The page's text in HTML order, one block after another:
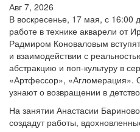
Авг 7, 2026
В воскресенье, 17 мая, с 16:00
работе в технике акварели от
Радмиром Коноваловым
и взаимодействии с
абстракцию и поп-культуру в
«Артфессор», «Агломерация».
узнают о возвращении в
На занятии Анастасии
создадут работы,